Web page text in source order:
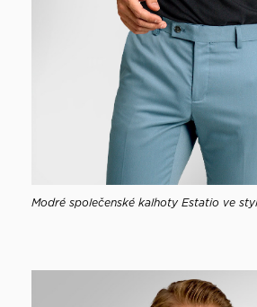
Modré společenské kalhoty Estatio ve